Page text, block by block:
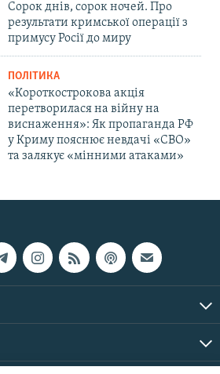
Сорок днів, сорок ночей. Про
результати кримської операції з
примусу Росії до миру
ПОЛІТИКА
«Короткострокова акція
перетворилася на війну на
виснаження»: Як пропаганда РФ
у Криму пояснює невдачі «СВО»
та залякує «мінними атаками»